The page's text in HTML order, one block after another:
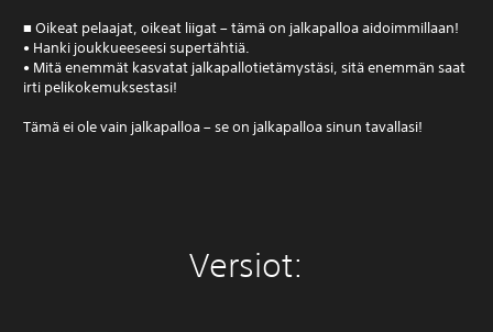
■ Oikeat pelaajat, oikeat liigat – tämä on jalkapalloa aidoimmillaan!
• Hanki joukkueeseesi supertähtiä.
• Mitä enemmät kasvatat jalkapallotietämystäsi, sitä enemmän saat
irti pelikokemuksestasi!
Tämä ei ole vain jalkapalloa – se on jalkapalloa sinun tavallasi!
Versiot: